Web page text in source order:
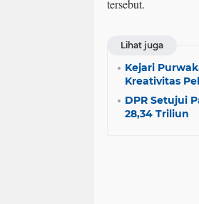
tersebut.
Lihat juga
Kejari
Kreativitas
DPR Setujui
28,34 Triliun